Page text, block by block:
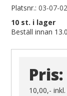
Platsnr.: 03-07-02
10 st. i lager
Beställ innan
Pris:
10,00,-